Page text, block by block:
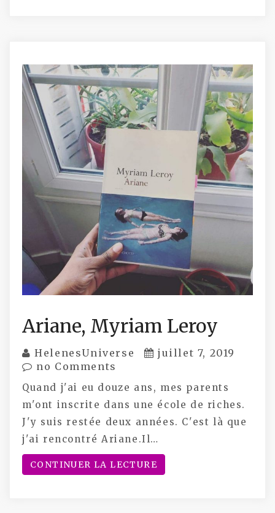
Ariane, Myriam Leroy
HelenesUniverse
juillet 7, 2019
no Comments
Quand j'ai eu douze ans, mes parents
m'ont inscrite dans une école de riches.
J'y suis restée deux années. C'est là que
j'ai rencontré Ariane.Il…
CONTINUER LA LECTURE